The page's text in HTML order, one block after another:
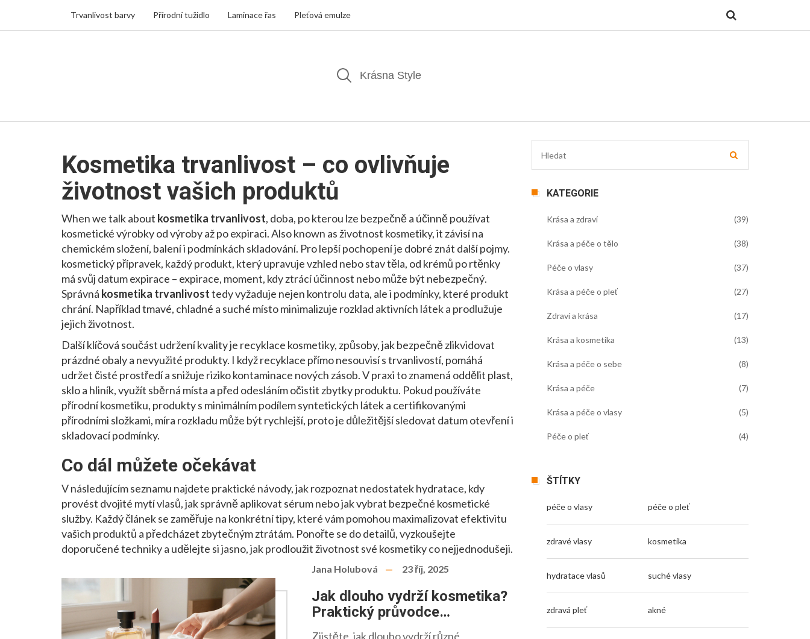
Trvanlivost barvy Přírodní tužidlo Laminace řas Pleťová emulze
Kosmetika trvanlivost – co ovlivňuje
životnost vašich produktů
When we talk about kosmetika trvanlivost, doba, po kterou lze bezpečně a účinně používat
kosmetické výrobky od výroby až po expiraci. Also known as životnost kosmetiky, it závisí na
chemickém složení, balení i podmínkách skladování. Pro lepší pochopení je dobré znát další pojmy.
kosmetický přípravek, každý produkt, který upravuje vzhled nebo stav těla, od krémů po rtěnky
má svůj datum expirace – expirace, moment, kdy ztrácí účinnost nebo může být nebezpečný.
Správná kosmetika trvanlivosttedy vyžaduje nejen kontrolu data, ale i podmínky, které produkt
chrání. Například tmavé, chladné a suché místo minimalizuje rozklad aktivních látek a prodlužuje
jejich životnost.
Další klíčová součást udržení kvality je recyklace kosmetiky, způsoby, jak bezpečně zlikvidovat
prázdné obaly a nevyužité produkty. I když recyklace přímo nesouvisí s trvanlivostí, pomáhá
udržet čisté prostředí a snižuje riziko kontaminace nových zásob. V praxi to znamená oddělit plast,
sklo a hliník, využít sběrná místa a před odesláním očistit zbytky produktu. Pokud používáte
přírodní kosmetiku, produkty s minimálním podílem syntetických látek a certifikovanými
přírodními složkami, míra rozkladu může být rychlejší, proto je důležitější sledovat datum otevření i
skladovací podmínky.
Co dál můžete očekávat
V následujícím seznamu najdete praktické návody, jak rozpoznat nedostatek hydratace, kdy
provést dvojité mytí vlasů, jak správně aplikovat sérum nebo jak vybrat bezpečné kosmetické
služby. Každý článek se zaměřuje na konkrétní tipy, které vám pomohou maximalizovat efektivitu
vašich produktů a předcházet zbytečným ztrátám. Ponořte se do detailů, vyzkoušejte
doporučené techniky a udělejte si jasno, jak prodloužit životnost své kosmetiky co nejjednodušeji.
Jana Holubová 23 říj, 2025
Jak dlouho vydrží kosmetika?
Praktický průvodce
trvanlivostí produktů
Zjistěte, jak dlouho vydrží různé
KATEGORIE
Krása a zdraví (39)
Krása a péče o tělo (38)
Péče o vlasy (37)
Krása a péče o pleť (27)
Zdraví a krása (17)
Krása a kosmetika (13)
Krása a péče o sebe (8)
Krása a péče (7)
Krása a péče o vlasy (5)
Péče o pleť (4)
ŠTÍTKY
péče o vlasy péče o pleť
zdravé vlasy kosmetika
hydratace vlasů suché vlasy
zdravá pleť akné